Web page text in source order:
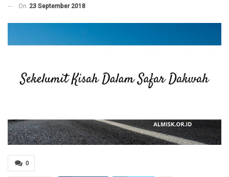
On 23 September 2018
0